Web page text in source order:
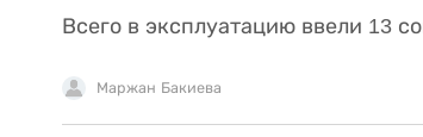
Всего в эксплуатацию ввели 13
Маржан Бакиева